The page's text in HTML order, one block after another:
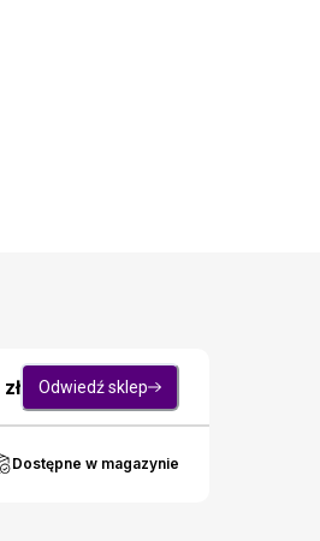
zł Odwiedź sklep
Dostępne w magazynie